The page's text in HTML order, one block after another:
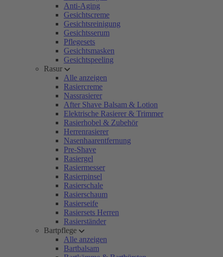
Anti-Aging
Gesichtscreme
Gesichtsreinigung
Gesichtsserum
Pflegesets
Gesichtsmasken
Gesichtspeeling
Rasur
Alle anzeigen
Rasiercreme
Nassrasierer
After Shave Balsam & Lotion
Elektrische Rasierer & Trimmer
Rasierhobel & Zubehör
Herrenrasierer
Nasenhaarentfernung
Pre-Shave
Rasiergel
Rasiermesser
Rasierpinsel
Rasierschale
Rasierschaum
Rasierseife
Rasiersets Herren
Rasierständer
Bartpflege
Alle anzeigen
Bartbalsam